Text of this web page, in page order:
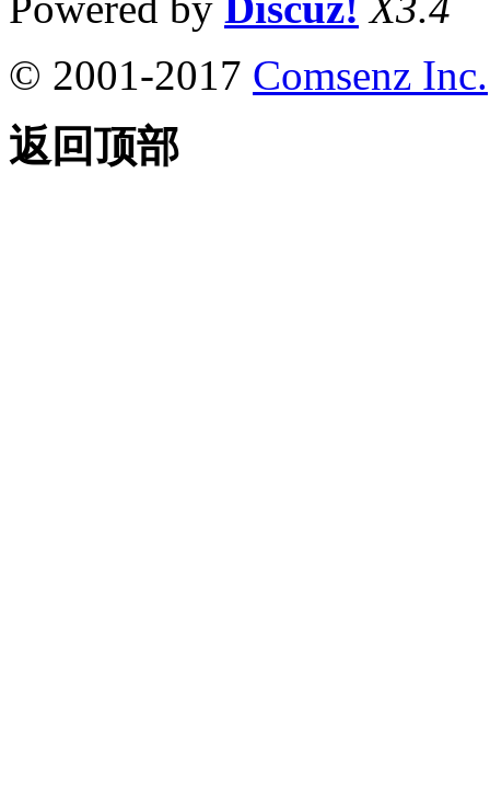
© 2001-2017 Comsenz Inc.
返回顶部